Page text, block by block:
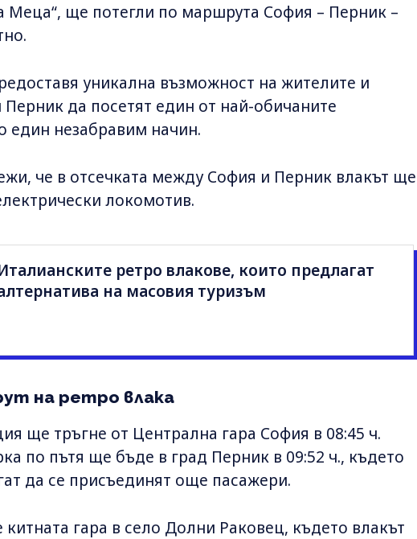
Меца“, ще потегли по маршрута София – Перник –
уникална възможност на жителите и
Перник да посетят един от най-обичаните
един незабравим начин.
че в отсечката между София и Перник влакът ще
локомотив.
ретро влакове, които предлагат
на масовия туризъм
на ретро влака
ще тръгне от Централна гара София в 08:45 ч.
по пътя ще бъде в град Перник в 09:52 ч., където
да се присъединят още пасажери.
гара в село Долни Раковец, където влакът